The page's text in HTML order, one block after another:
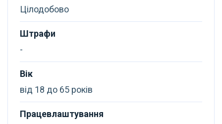
Цілодобово
Штрафи
-
Вік
від 18 до 65 років
Працевлаштування